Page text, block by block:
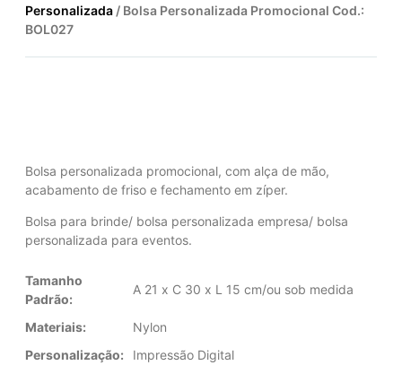
Personalizada / Bolsa Personalizada Promocional Cod.:
BOL027
Bolsa personalizada promocional, com alça de mão,
acabamento de friso e fechamento em zíper.
Bolsa para brinde/ bolsa personalizada empresa/ bolsa
personalizada para eventos.
Tamanho
Padrão:
A 21 x C 30 x L 15 cm/ou sob medida
Materiais:
Nylon
Personalização:
Impressão Digital